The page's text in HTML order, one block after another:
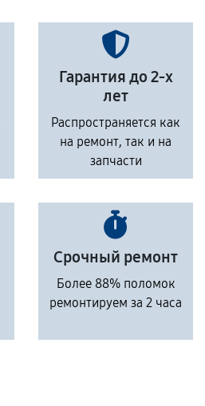
Гарантия до 2-х
лет
Распространяется как
на ремонт, так и на
запчасти
Срочный ремонт
Более 88% поломок
ремонтируем за 2 часа